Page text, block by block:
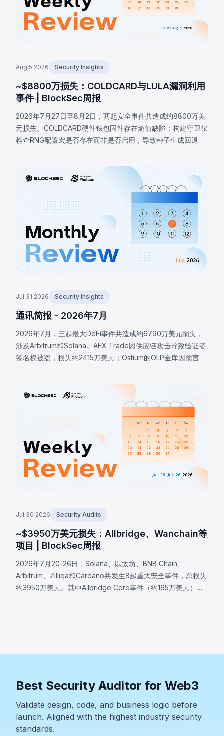
Aug 5 2026 Security Insights
~$8800万损失：COLDCARD与LULA漏洞利用
事件 | BlockSec周报
2026年7月27日至8月2日，两起安全事件共造成约8800万美
元损失。COLDCARD硬件钱包固件存在熵值缺陷：构建守卫仅
检查RNG配置宏是否存在而非是否启用，导致种子生成回退至
辑漏洞损失约57.8万美元，攻击者触发特权函数`recycle()`，
从PancakeSwap V2池提取LULA并重置储备，耗尽流动性。
Jul 31 2026 Security Insights
通讯简报 - 2026年7月
2026年7月，三起最大DeFi事件共造成约6790万美元损失，
涉及Arbitrum和Solana。AFX Trade因供应链攻击导致验证者
签名权被盗，损失约2415万美元；Ostium的OLP金库因预言机
国库转账提案，损失约2000万美元。三起事件均表明协议安
Jul 30 2026 Security Audits
~$3950万美元损失：Allbridge、Wanchain等
项目 | BlockSec周报
2026年7月20-26日，Solana、以太坊、BNB Chain、
Arbitrum、Zilliqa和Cardano共发生8起重大安全事件，总损失
约3950万美元。其中Allbridge Core事件（约165万美元）暴
Best Security Auditor for Web3
Validate design, code, and business logic before
launch. Aligned with the highest industry security
standards.